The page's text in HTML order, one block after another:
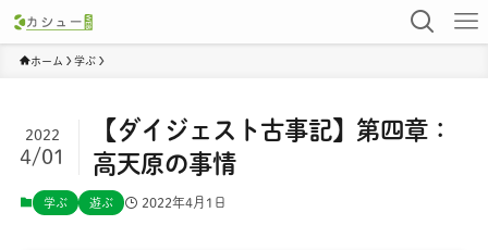
ホーム 学ぶ
【ダイジェスト古事記】第四章：
高天原の事情
2022
4/01
学ぶ 遊ぶ 2022年4月1日